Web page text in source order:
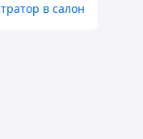
в салон